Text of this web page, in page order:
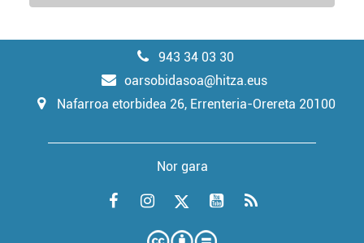
943 34 03 30
oarsobidasoa@hitza.eus
Nafarroa etorbidea 26, Errenteria-Orereta 20100
Nor gara